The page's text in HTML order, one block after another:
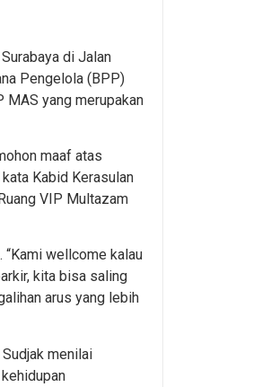
di Jalan
Pengelola (BPP)
MAS yang merupakan
maaf atas
Kabid Kerasulan
VIP Multazam
“Kami wellcome kalau
kita bisa saling
arus yang lebih
menilai